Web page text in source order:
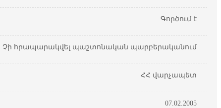
Գործում է
Չի հրապարակվել պաշտոնական պարբերականում
ՀՀ վարչապետ
07.02.2005